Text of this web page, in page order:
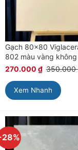
Gạch 80×80
802 màu vàng
270.000 ₫ 350.000
Xem Nhanh